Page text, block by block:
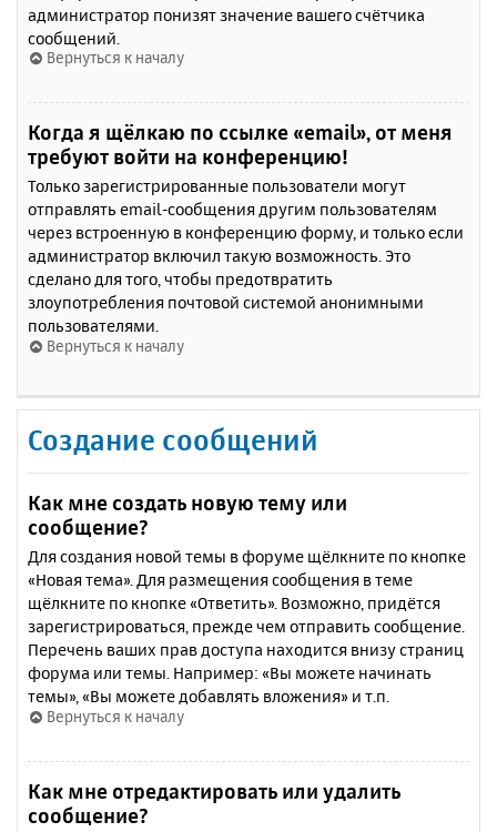
администратор понизят значение вашего счётчика
сообщений.
Вернуться к началу
Когда я щёлкаю по ссылке «email», от меня
требуют войти на конференцию!
Только зарегистрированные пользователи могут
отправлять email-сообщения другим пользователям
через встроенную в конференцию форму, и только если
администратор включил такую возможность. Это
сделано для того, чтобы предотвратить
злоупотребления почтовой системой анонимными
пользователями.
Вернуться к началу
Создание сообщений
Как мне создать новую тему или
сообщение?
Для создания новой темы в форуме щёлкните по кнопке
«Новая тема». Для размещения сообщения в теме
щёлкните по кнопке «Ответить». Возможно, придётся
зарегистрироваться, прежде чем отправить сообщение.
Перечень ваших прав доступа находится внизу страниц
форума или темы. Например: «Вы можете начинать
темы», «Вы можете добавлять вложения» и т.п.
Вернуться к началу
Как мне отредактировать или удалить
сообщение?